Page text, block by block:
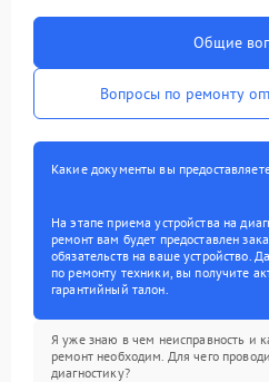
Общие
Вопросы по ремонту
Какие документы вы
На этапе приема устройства на
ремонт вам будет предоставлен
обязательств на ваше устройство.
по ремонту техники, вы получите
гарантийный талон.
Я уже знаю в чем неисправность и
ремонт необходим. Для чего
диагностику?